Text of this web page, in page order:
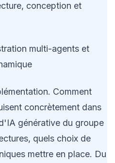
conception et
multi-agents et
Comment
concrètement dans
générative du groupe
quels choix de
mettre en place. Du